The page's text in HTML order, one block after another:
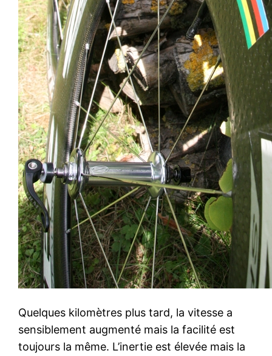
Quelques kilomètres plus tard, la vitesse a
sensiblement augmenté mais la facilité est
toujours la même. L’inertie est élevée mais la